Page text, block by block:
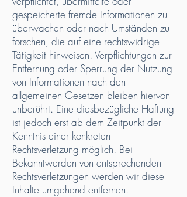
gespeicherte fremde Informationen zu
überwachen oder nach Umständen zu
forschen, die auf eine rechtswidrige
Tätigkeit hinweisen. Verpflichtungen zur
Entfernung oder Sperrung der Nutzung
von Informationen nach den
allgemeinen Gesetzen bleiben hiervon
unberührt. Eine diesbezügliche Haftung
ist jedoch erst ab dem Zeitpunkt der
Kenntnis einer konkreten
Rechtsverletzung möglich. Bei
Bekanntwerden von entsprechenden
Rechtsverletzungen werden wir diese
Inhalte umgehend entfernen.